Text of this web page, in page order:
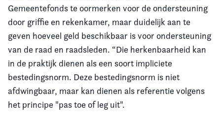
Gemeentefonds te oormerken voor de ondersteuning
door griffie en rekenkamer, maar duidelijk aan te
geven hoeveel geld beschikbaar is voor ondersteuning
van de raad en raadsleden. “Die herkenbaarheid kan
in de praktijk dienen als een soort impliciete
bestedingsnorm. Deze bestedingsnorm is niet
afdwingbaar, maar kan dienen als referentie volgens
het principe "pas toe of leg uit".